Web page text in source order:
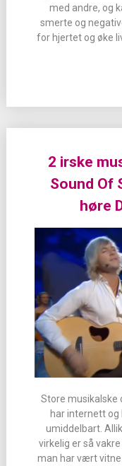
med andre, og
smerte og
for hjertet og øke
2 irske
Sound Of
høre
Store musikalske
har internett og
umiddelbart.
virkelig er så
man har vært vitne